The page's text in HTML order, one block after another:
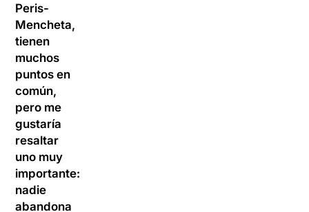
Peris-
Mencheta,
tienen
muchos
puntos en
común,
pero me
gustaría
resaltar
uno muy
importante:
nadie
abandona